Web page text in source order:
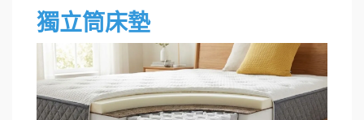
獨立筒床墊